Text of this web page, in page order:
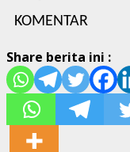
KOMENTAR
Share berita ini :